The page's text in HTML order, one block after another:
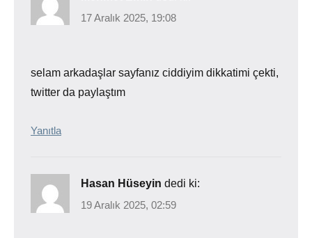
17 Aralık 2025, 19:08
selam arkadaşlar sayfanız ciddiyim dikkatimi çekti,
twitter da paylaştım
Yanıtla
Hasan Hüseyin dedi ki:
19 Aralık 2025, 02:59